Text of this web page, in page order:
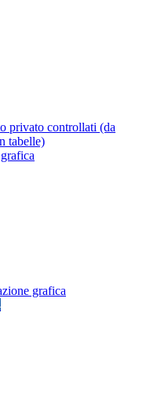
privato controllati (da
tabelle)
grafica